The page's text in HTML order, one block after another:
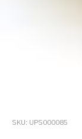
SKU: UPS000085